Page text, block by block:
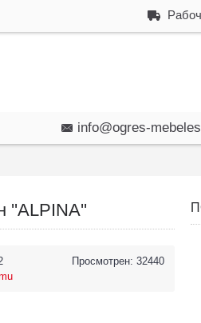
info@ogres-
''ALPINA''
Просмотрен: 32440